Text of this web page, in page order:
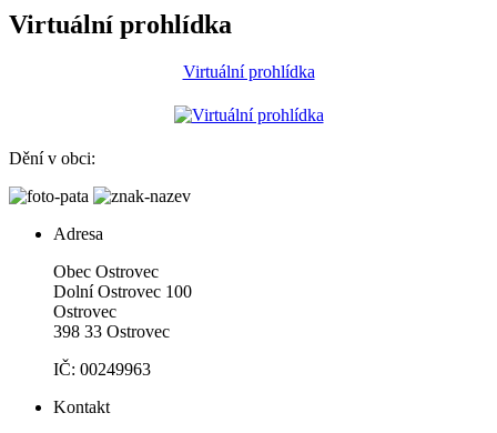
Virtuální prohlídka
Virtuální prohlídka
Dění v obci:
Adresa
Obec Ostrovec
Dolní Ostrovec 100
Ostrovec
398 33 Ostrovec
IČ: 00249963
Kontakt